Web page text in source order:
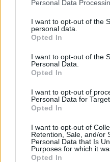
not limited to your visit or
grant or deny consent to
use your data for below
consent section.
Personal Data
I want to opt-out of the
personal data.
Opted In
I want to opt-out of the
Personal Data.
Opted In
I want to opt-out of
Personal Data for
Opted In
I want to opt-out of
Retention, Sale, and/or
Personal Data that Is
Purposes for which it
Opted In